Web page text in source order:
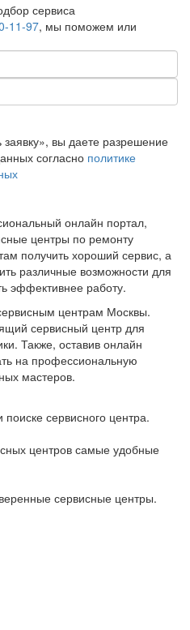
сервиса
11-97, мы поможем или
вы даете разрешение
согласно политике
онлайн портал,
центры по ремонту
получить хороший сервис, а
различные возможности для
эффективнее работу.
центрам Москвы.
сервисный центр для
Также, оставив онлайн
на профессиональную
мастеров.
сервисного центра.
центров самые удобные
сервисные центры.